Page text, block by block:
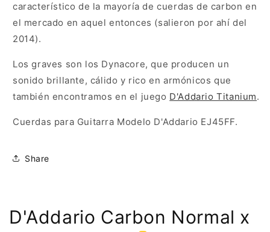
característico de la mayoría de cuerdas de carbon en
el mercado en aquel entonces (salieron por ahí del
2014).
Los graves son los Dynacore, que producen un
sonido brillante, cálido y rico en armónicos que
también encontramos en el juego D'Addario Titanium.
Cuerdas para Guitarra Modelo D'Addario EJ45FF.
Share
D'Addario Carbon Normal x